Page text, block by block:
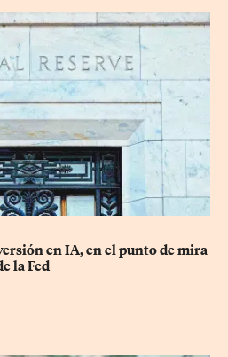
en IA, en el punto de mira
la Fed